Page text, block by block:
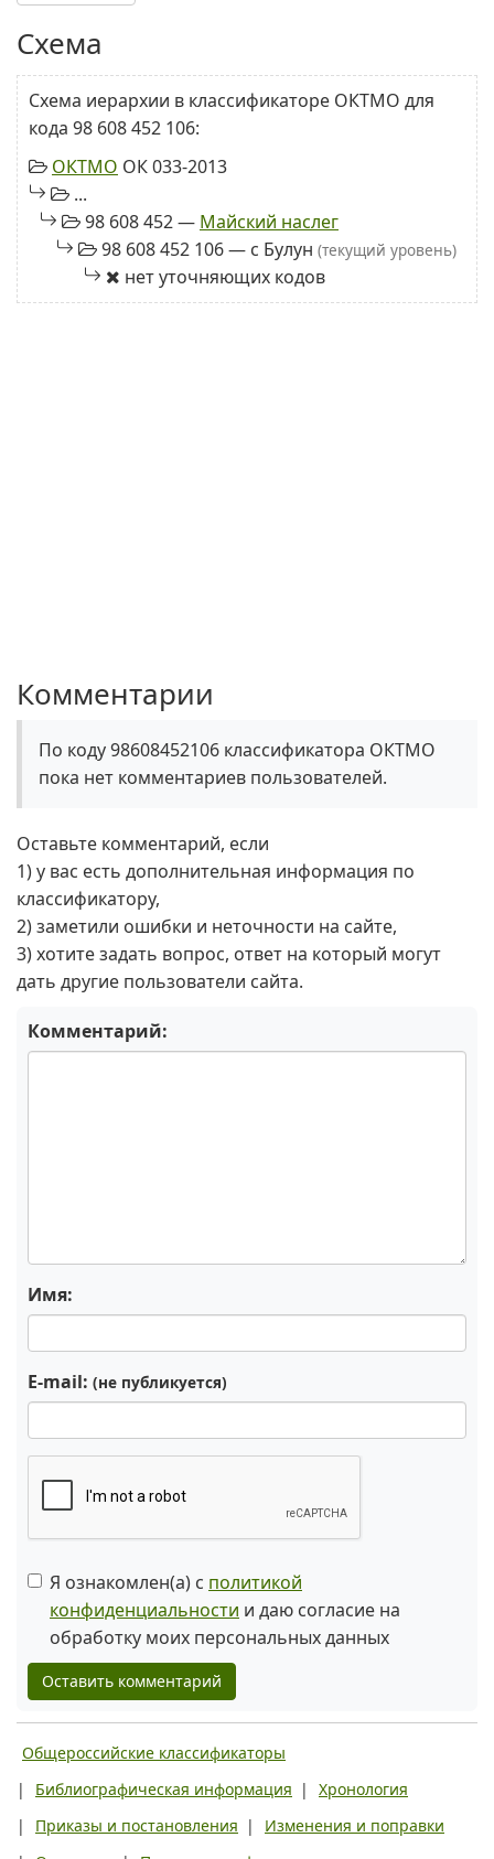
Схема
Схема иерархии в классификаторе ОКТМО для
кода 98 608 452 106:
ОКТМО ОК 033-2013
...
98 608 452 — Майский наслег
98 608 452 106 — с Булун (текущий уровень)
нет уточняющих кодов
Комментарии
По коду 98608452106 классификатора ОКТМО
пока нет комментариев пользователей.
Оставьте комментарий, если
1) у вас есть дополнительная информация по
классификатору,
2) заметили ошибки и неточности на сайте,
3) хотите задать вопрос, ответ на который могут
дать другие пользователи сайта.
Комментарий:
Имя:
E-mail: (не публикуется)
Я ознакомлен(а) с политикой
конфиденциальности и даю согласие на
обработку моих персональных данных
Оставить комментарий
Общероссийские классификаторы
|
Библиографическая информация |
Хронология
|
Приказы и постановления |
Изменения и поправки